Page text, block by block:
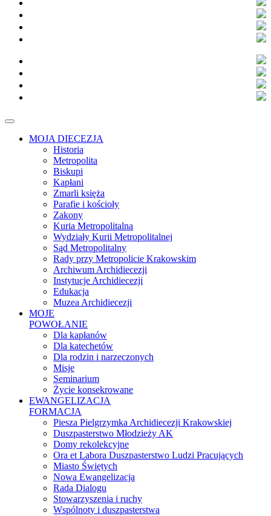
MOJA DIECEZJA
Historia
Metropolita
Biskupi
Kapłani
Zmarli księża
Parafie i kościoły
Zakony
Kuria Metropolitalna
Wydziały Kurii Metropolitalnej
Sąd Metropolitalny
Rady przy Metropolicie Krakowskim
Archiwum Archidiecezji
Instytucje Archidiecezji
Edukacja
Muzea Archidiecezji
MOJE
POWOŁANIE
Dla kapłanów
Dla katechetów
Dla rodzin i narzeczonych
Misje
Seminarium
Życie konsekrowane
EWANGELIZACJA
FORMACJA
Piesza Pielgrzymka Archidiecezji Krakowskiej
Duszpasterstwo Młodzieży AK
Domy rekolekcyjne
Ora et Labora Duszpasterstwo Ludzi Pracujących
Miasto Świętych
Nowa Ewangelizacja
Rada Dialogu
Stowarzyszenia i ruchy
Wspólnoty i duszpasterstwa